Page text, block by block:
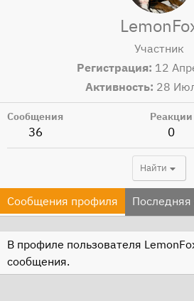
Участник
Регистрация 12
Активность 28
Сообщения
36
Реакции
0
Найти
Сообщения профиля Последняя
В профиле пользователя
сообщения.